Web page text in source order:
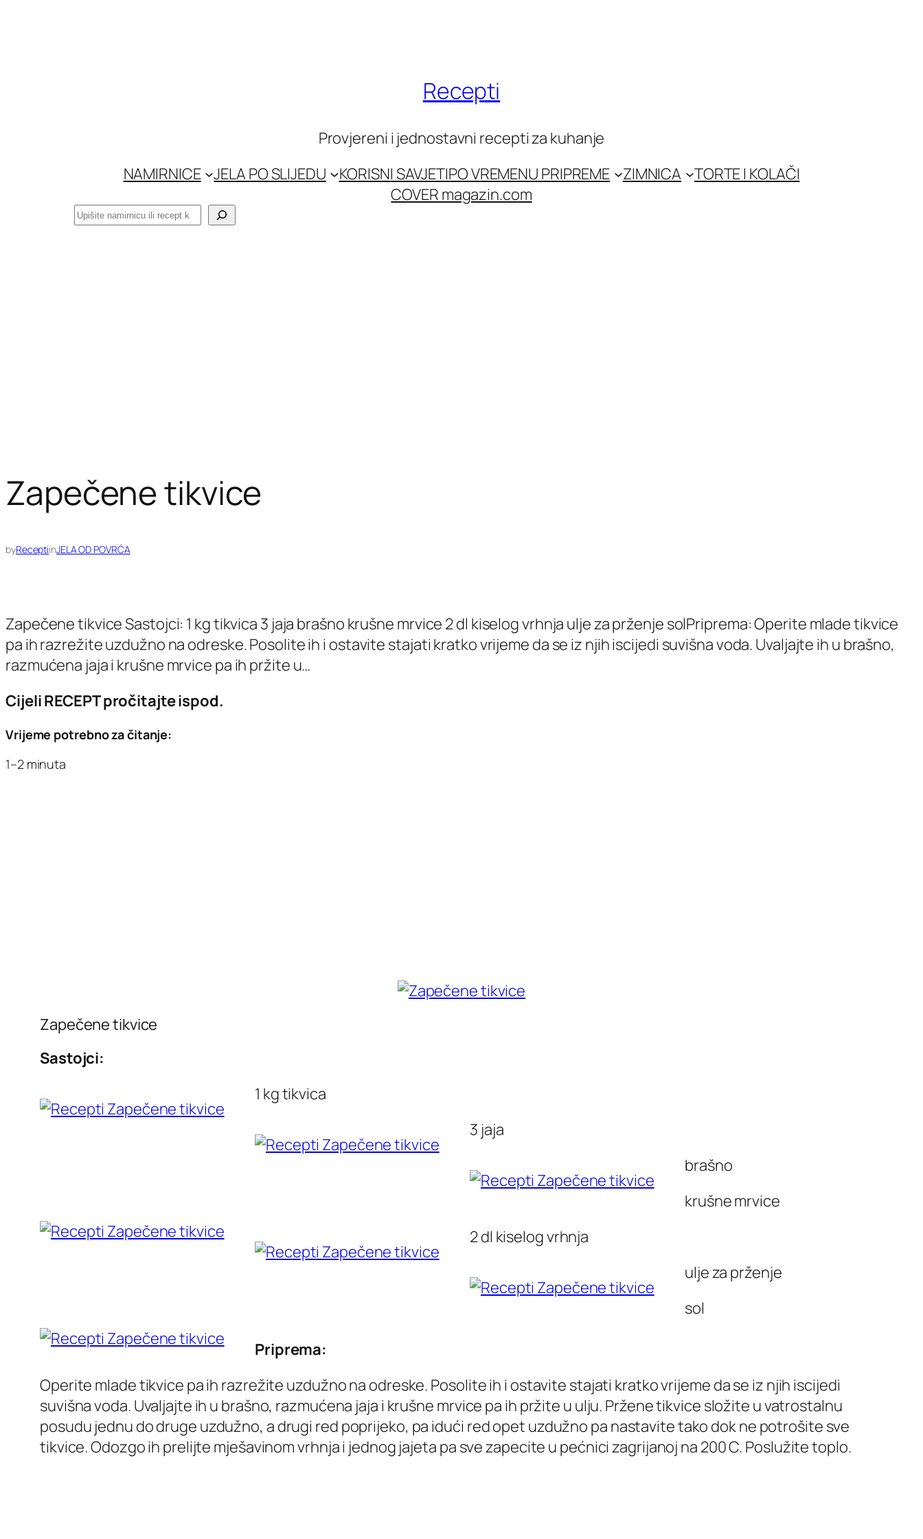
Recepti
Provjereni i jednostavni recepti za kuhanje
NAMIRNICE
JELA PO SLIJEDU KORISNI SAVJETIPO VREMENU PRIPREME ZIMNICA
TORTE I KOLAČI
COVER magazin.com
Pretraga
Zapečene tikvice
byReceptiinJELA OD POVRĆA
Zapečene tikvice Sastojci: 1 kg tikvica 3 jaja brašno krušne mrvice 2 dl kiselog vrhnja ulje za prženje solPriprema: Operite mlade tikvice
pa ih razrežite uzdužno na odreske. Posolite ih i ostavite stajati kratko vrijeme da se iz njih iscijedi suvišna voda. Uvaljajte ih u brašno,
razmućena jaja i krušne mrvice pa ih pržite u…
Cijeli RECEPT pročitajte ispod.
Vrijeme potrebno za čitanje:
1–2 minuta
Zapečene tikvice
Sastojci:
1 kg tikvica
3 jaja
brašno
krušne mrvice
2 dl kiselog vrhnja
ulje za prženje
sol
Priprema:
Operite mlade tikvice pa ih razrežite uzdužno na odreske. Posolite ih i ostavite stajati kratko vrijeme da se iz njih iscijedi
suvišna voda. Uvaljajte ih u brašno, razmućena jaja i krušne mrvice pa ih pržite u ulju. Pržene tikvice složite u vatrostalnu
posudu jednu do druge uzdužno, a drugi red poprijeko, pa idući red opet uzdužno pa nastavite tako dok ne potrošite sve
tikvice. Odozgo ih prelijte mješavinom vrhnja i jednog jajeta pa sve zapecite u pećnici zagrijanoj na 200 C. Poslužite toplo.